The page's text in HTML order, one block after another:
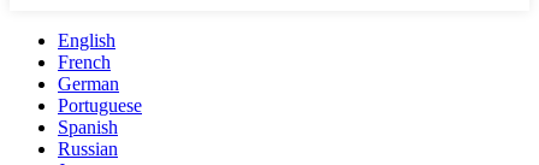
English
French
German
Portuguese
Spanish
Russian